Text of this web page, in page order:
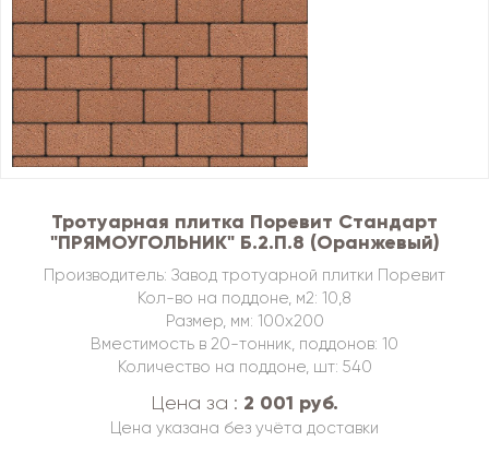
Тротуарная плитка Поревит Стандарт
"ПРЯМОУГОЛЬНИК" Б.2.П.8 (Оранжевый)
Производитель: Завод тротуарной плитки Поревит
Кол-во на поддоне, м2: 10,8
Размер, мм: 100х200
Вместимость в 20-тонник, поддонов: 10
Количество на поддоне, шт: 540
Цена за : 2 001 руб.
Цена указана без учёта доставки